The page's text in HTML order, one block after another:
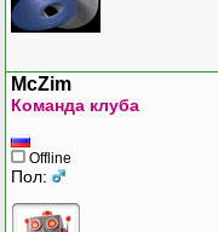
McZim
Команда клуба
Offline
Пол: